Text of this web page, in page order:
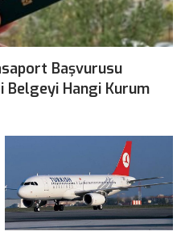
Başvurusu
Belgeyi Hangi Kurum